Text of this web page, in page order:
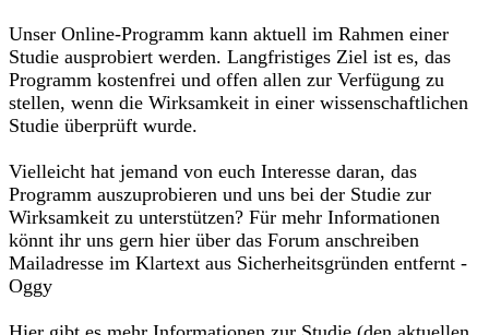
Unser Online-Programm kann aktuell im Rahmen einer
Studie ausprobiert werden. Langfristiges Ziel ist es, das
Programm kostenfrei und offen allen zur Verfügung zu
stellen, wenn die Wirksamkeit in einer wissenschaftlichen
Studie überprüft wurde.
Vielleicht hat jemand von euch Interesse daran, das
Programm auszuprobieren und uns bei der Studie zur
Wirksamkeit zu unterstützen? Für mehr Informationen
könnt ihr uns gern hier über das Forum anschreiben
Mailadresse im Klartext aus Sicherheitsgründen entfernt -
Oggy